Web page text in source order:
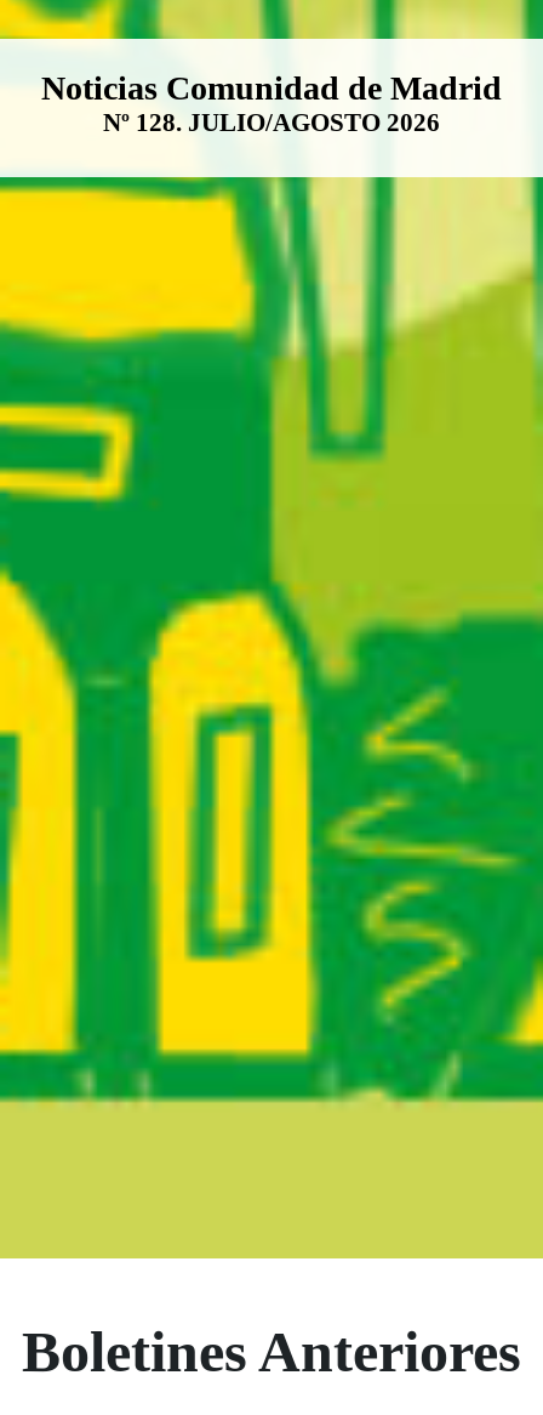
Boletín Noticias Comunidad de
Noticias Comunidad de Madrid
Nº 128. JULIO/AGOSTO 2026
Boletín
Boletines Anteriores